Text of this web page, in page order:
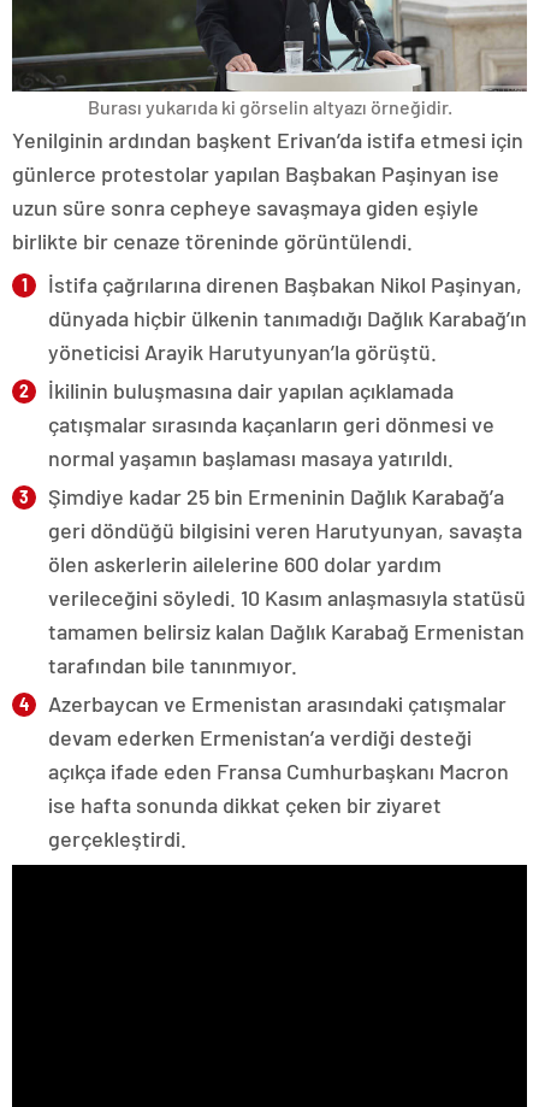
Burası yukarıda ki görselin altyazı örneğidir.
Yenilginin ardından başkent Erivan’da istifa etmesi için
günlerce protestolar yapılan Başbakan Paşinyan ise
uzun süre sonra cepheye savaşmaya giden eşiyle
birlikte bir cenaze töreninde görüntülendi.
İstifa çağrılarına direnen Başbakan Nikol Paşinyan,
dünyada hiçbir ülkenin tanımadığı Dağlık Karabağ’ın
yöneticisi Arayik Harutyunyan’la görüştü.
İkilinin buluşmasına dair yapılan açıklamada
çatışmalar sırasında kaçanların geri dönmesi ve
normal yaşamın başlaması masaya yatırıldı.
Şimdiye kadar 25 bin Ermeninin Dağlık Karabağ’a
geri döndüğü bilgisini veren Harutyunyan, savaşta
ölen askerlerin ailelerine 600 dolar yardım
verileceğini söyledi. 10 Kasım anlaşmasıyla statüsü
tamamen belirsiz kalan Dağlık Karabağ Ermenistan
tarafından bile tanınmıyor.
Azerbaycan ve Ermenistan arasındaki çatışmalar
devam ederken Ermenistan’a verdiği desteği
açıkça ifade eden Fransa Cumhurbaşkanı Macron
ise hafta sonunda dikkat çeken bir ziyaret
gerçekleştirdi.